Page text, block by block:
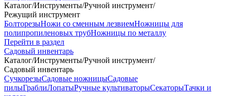
Каталог/Инструменты/Ручной инструмент/
Режущий инструмент
БолторезыНожи со сменным лезвиемНожницы для
полипропиленовых трубНожницы по металлу
Перейти в раздел
Садовый инвентарь
Каталог/Инструменты/Ручной инструмент/
Садовый инвентарь
СучкорезыСадовые ножницыСадовые
пилыГраблиЛопатыРучные культиваторыСекаторыТачки и